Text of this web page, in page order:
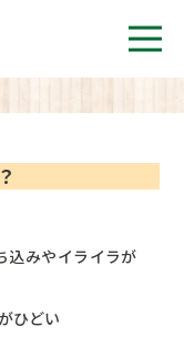
込みやイライラが
ひどい